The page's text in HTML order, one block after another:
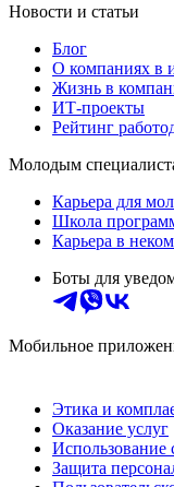
Новости и статьи
Блог
О компаниях в
Жизнь в
ИТ-проекты
Рейтинг
Молодым
Карьера для
Школа
Карьера в
Боты для
Мобильное
Этика и
Оказание услуг
Использование
Защита